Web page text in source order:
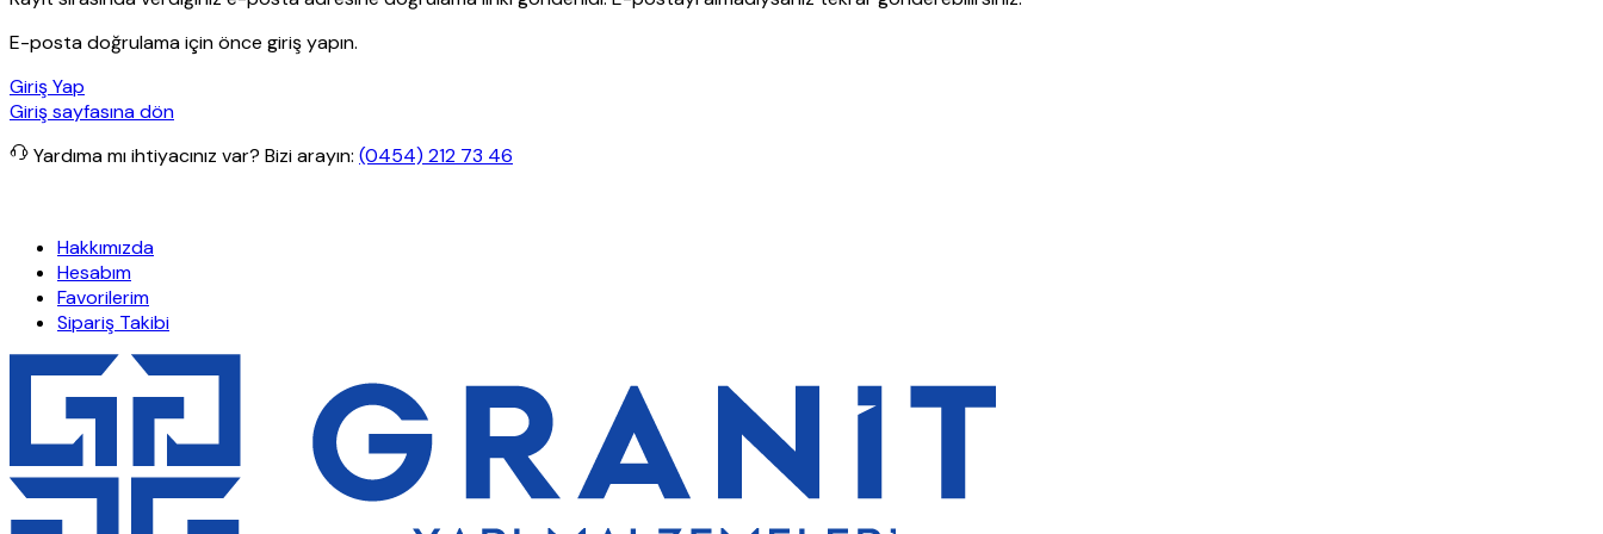
E-posta doğrulama için önce giriş yapın.
Giriş Yap
Giriş sayfasına dön
Yardıma mı ihtiyacınız var? Bizi arayın: (0454) 212 73 46
Hakkımızda
Hesabım
Favorilerim
Sipariş Takibi